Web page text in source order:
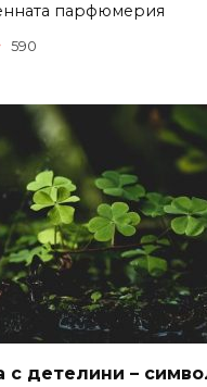
парфюмерия
590
с детелини –